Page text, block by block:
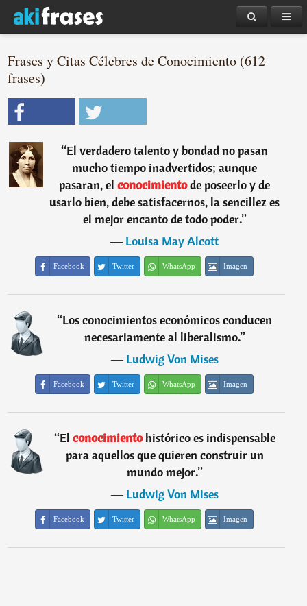
Frases y Citas Célebres de Conocimiento (612
frases)
“El verdadero talento y bondad no pasan
mucho tiempo inadvertidos; aunque
pasaran, el conocimientode poseerlo y de
usarlo bien, debe satisfacernos, la sencillez es
el mejor encanto de todo poder.”
―Louisa May Alcott
Facebook Twitter WhatsApp Imagen
“Los conocimientos económicos conducen
necesariamente al liberalismo.”
―Ludwig Von Mises
Facebook Twitter WhatsApp Imagen
“El conocimientohistórico es indispensable
para aquellos que quieren construir un
mundo mejor.”
―Ludwig Von Mises
Facebook Twitter WhatsApp Imagen